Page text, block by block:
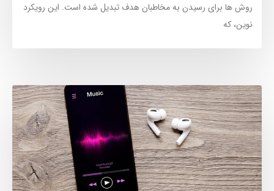
روش ‌ها برای رسیدن به مخاطبان هدف تبدیل شده است. این رویکرد
نوین، که